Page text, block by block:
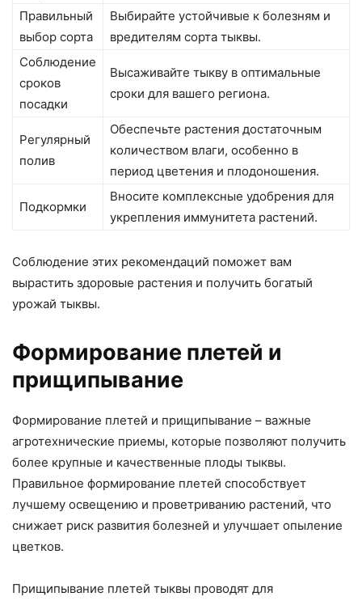
Правильный
выбор сорта
Выбирайте устойчивые к болезням и
вредителям сорта тыквы.
Соблюдение
сроков
посадки
Высаживайте тыкву в оптимальные
сроки для вашего региона.
Регулярный
полив
Обеспечьте растения достаточным
количеством влаги, особенно в
период цветения и плодоношения.
Подкормки
Вносите комплексные удобрения для
укрепления иммунитета растений.
Соблюдение этих рекомендаций поможет вам
вырастить здоровые растения и получить богатый
урожай тыквы.
Формирование плетей и
прищипывание
Формирование плетей и прищипывание – важные
агротехнические приемы, которые позволяют получить
более крупные и качественные плоды тыквы.
Правильное формирование плетей способствует
лучшему освещению и проветриванию растений, что
снижает риск развития болезней и улучшает опыление
цветков.
Прищипывание плетей тыквы проводят для